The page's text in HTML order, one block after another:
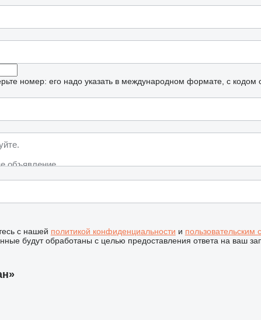
номер: его надо указать в международном формате, с кодом
с нашей политикой конфиденциальности и пользовательским
будут обработаны с целью предоставления ответа на ваш